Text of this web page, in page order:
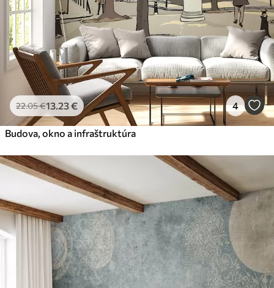
22.05€13 .23€ 4
Budova, okno a infraštruktúra